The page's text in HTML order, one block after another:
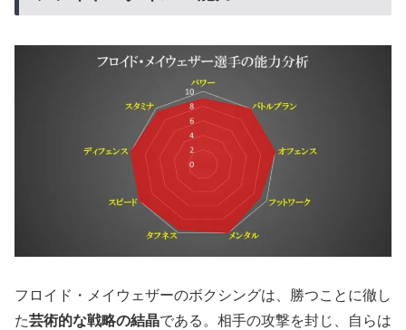
フロイド・メイウェザーのボクシングは、勝つことに徹し
た芸術的な戦略の結晶である。相手の攻撃を封じ、自らは